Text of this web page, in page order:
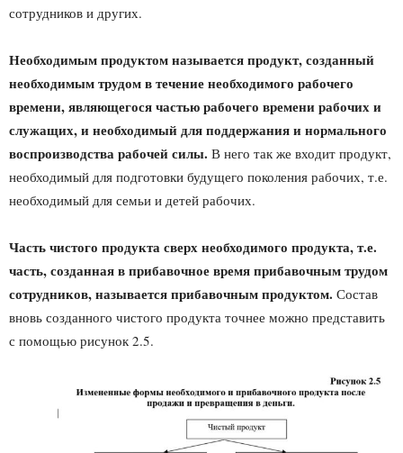
сотрудников и других.
Необходимым продуктом называется продукт, созданный
необходимым трудом в течение необходимого рабочего
времени, являющегося частью рабочего времени рабочих и
служащих, и необходимый для поддержания и нормального
воспроизводства рабочей силы. В него так же входит продукт,
необходимый для подготовки будущего поколения рабочих, т.е.
необходимый для семьи и детей рабочих.
Часть чистого продукта сверх необходимого продукта, т.е.
часть, созданная в прибавочное время прибавочным трудом
сотрудников, называется прибавочным продуктом. Состав
вновь созданного чистого продукта точнее можно представить
с помощью рисунок 2.5.